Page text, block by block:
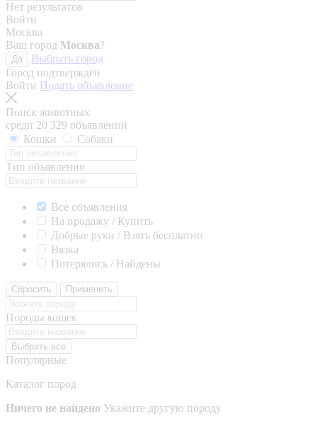
Нет результатов
Войти
Москва
Ваш город Москва?
Да
Выбрать город
Город подтверждён
Войти Подать объявление
Поиск животных
среди 20 329 объявлений
Кошки
Собаки
Тип объявления
Все объявления
На продажу / Купить
Добрые руки / Взять бесплатно
Вязка
Потерялись / Найдены
Сбросить Применить
Породы кошек
Выбрать все
Популярные
Каталог пород
Ничего не найдено Укажите другую породу